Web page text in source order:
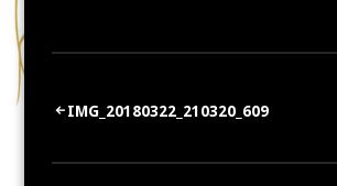
Artikkelien
selaus
IMG_20180322_210320_609